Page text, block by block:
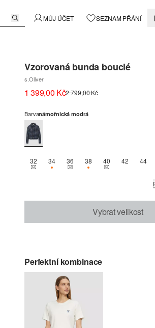
MŮJ ÚČET SEZNAM PŘÁNÍ
Vzorovaná bunda bouclé
s.Oliver
1 399,00 Kč2 799,00 Kč
Barvanámořnická modrá
32THIS SIZE IS CURRENTLY OUT OF STOCK
34K DISPOZICI POUZE 1
36THIS SIZE IS CURRENTLY
38K DISPOZICI POUZE 2
40THIS SIZE IS
42 44
Vybrat velikost
Perfektní kombinace